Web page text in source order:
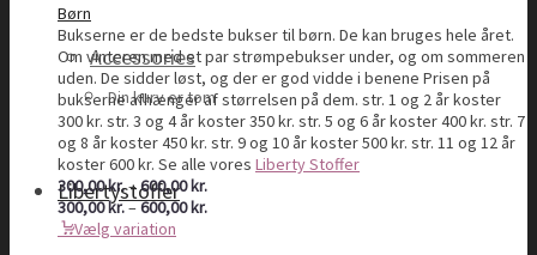
Accessories
Libertystoffer
Din kurv er tom
Børn
Bukserne er de bedste bukser til børn. De kan bruges hele året.
Om vinteren med et par strømpebukser under, og om sommeren
uden. De sidder løst, og der er god vidde i benene Prisen på
bukserne afhænger af størrelsen på dem. str. 1 og 2 år koster
300 kr. str. 3 og 4 år koster 350 kr. str. 5 og 6 år koster 400 kr. str. 7
og 8 år koster 450 kr. str. 9 og 10 år koster 500 kr. str. 11 og 12 år
koster 600 kr. Se alle vores Liberty Stoffer
300,00kr.–600,00kr.Prisinterval:
300,00 kr.
300,00kr.–600,00kr.Prisinterval:
Vælg variation